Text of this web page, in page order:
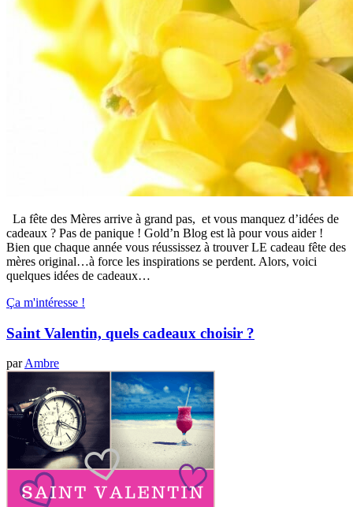
La fête des Mères arrive à grand pas, et vous manquez d’idées de
cadeaux ? Pas de panique ! Gold’n Blog est là pour vous aider !
Bien que chaque année vous réussissez à trouver LE cadeau fête des
mères original…à force les inspirations se perdent. Alors, voici
quelques idées de cadeaux…
Ça m'intéresse !
Saint Valentin, quels cadeaux choisir ?
parAmbre